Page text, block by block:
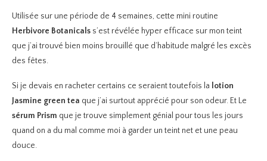
Utilisée sur une période de 4 semaines, cette mini routine
Herbivore Botanicals s’est révélée hyper efficace sur mon teint
que j’ai trouvé bien moins brouillé que d’habitude malgré les excès
des fêtes.
Si je devais en racheter certains ce seraient toutefois la lotion
Jasmine green tea que j’ai surtout apprécié pour son odeur. Et Le
sérum Prism que je trouve simplement génial pour tous les jours
quand on a du mal comme moi à garder un teint net et une peau
douce.